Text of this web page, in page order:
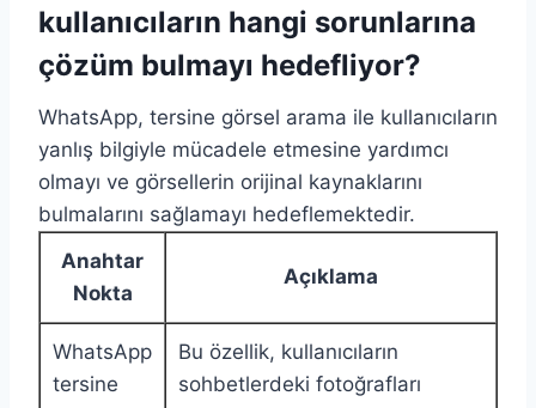
kullanıcıların hangi sorunlarına
çözüm bulmayı hedefliyor?
WhatsApp, tersine görsel arama ile kullanıcıların
yanlış bilgiyle mücadele etmesine yardımcı
olmayı ve görsellerin orijinal kaynaklarını
bulmalarını sağlamayı hedeflemektedir.
Anahtar
Nokta
Açıklama
WhatsApp
tersine
Bu özellik, kullanıcıların
sohbetlerdeki fotoğrafları